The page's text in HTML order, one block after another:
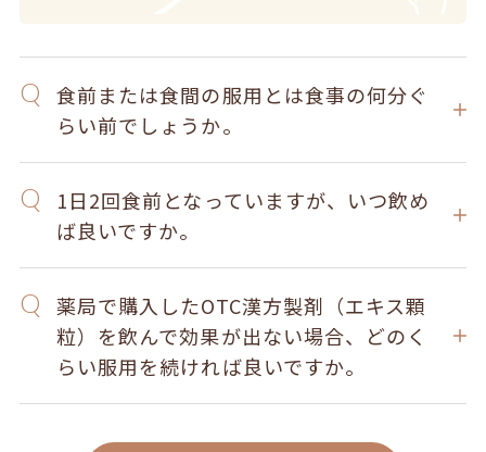
食前または食間の服用とは食事の何分ぐ
らい前でしょうか。
1日2回食前となっていますが、いつ飲め
ば良いですか。
薬局で購入したOTC漢方製剤（エキス顆
粒）を飲んで効果が出ない場合、どのく
らい服用を続ければ良いですか。